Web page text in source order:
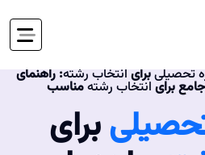
تحصیلیبرای انتخاب رشته: راهنمای
برای انتخاب رشتهمناسب
برای